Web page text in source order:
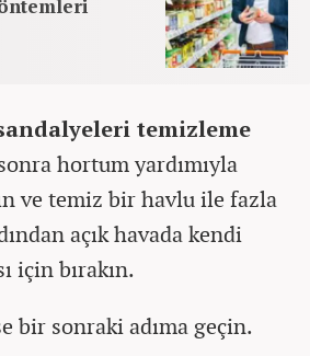
temizleme
hortum yardımıyla
ve temiz bir havlu ile fazla
açık havada kendi
için bırakın.
bir sonraki adıma geçin.